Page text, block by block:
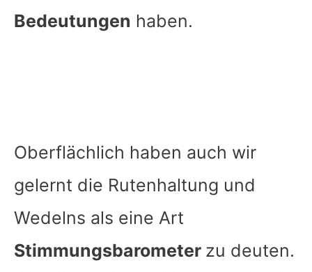
Bedeutungen haben.
Oberflächlich haben auch wir
gelernt die Rutenhaltung und
Wedelns als eine Art
Stimmungsbarometer zu deuten.